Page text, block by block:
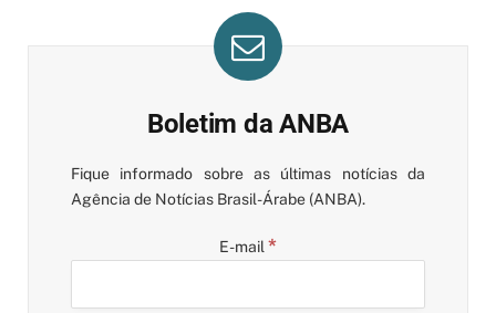
Boletim da ANBA
Fique informado sobre as últimas notícias da
Agência de Notícias Brasil-Árabe (ANBA).
E-mail *